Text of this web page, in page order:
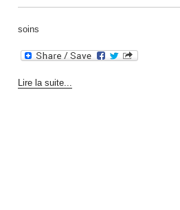
soins
Lire la suite...